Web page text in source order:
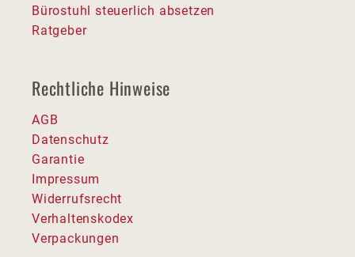
Bürostuhl steuerlich absetzen
Ratgeber
Rechtliche Hinweise
AGB
Datenschutz
Garantie
Impressum
Widerrufsrecht
Verhaltenskodex
Verpackungen